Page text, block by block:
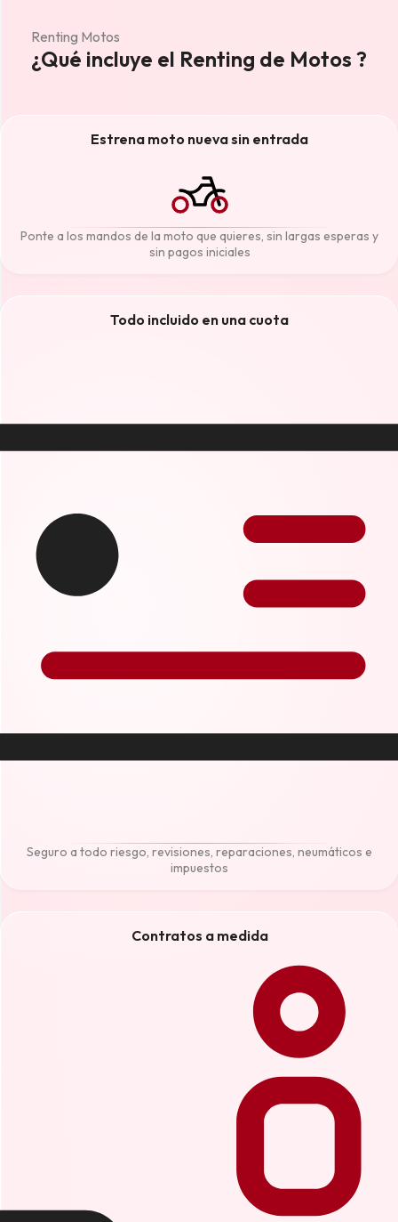
Renting Motos
¿Qué incluye el Renting de Motos ?
Estrena moto nueva sin entrada
Ponte a los mandos de la moto que quieres, sin largas esperas y
sin pagos iniciales
Todo incluido en una cuota
Seguro a todo riesgo, revisiones, reparaciones, neumáticos e
impuestos
Contratos a medida